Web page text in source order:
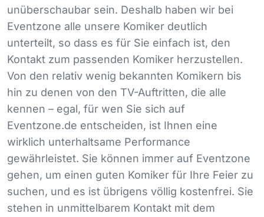
unüberschaubar sein. Deshalb haben wir bei
Eventzone alle unsere Komiker deutlich
unterteilt, so dass es für Sie einfach ist, den
Kontakt zum passenden Komiker herzustellen.
Von den relativ wenig bekannten Komikern bis
hin zu denen von den TV-Auftritten, die alle
kennen – egal, für wen Sie sich auf
Eventzone.de entscheiden, ist Ihnen eine
wirklich unterhaltsame Performance
gewährleistet. Sie können immer auf Eventzone
gehen, um einen guten Komiker für Ihre Feier zu
suchen, und es ist übrigens völlig kostenfrei. Sie
stehen in unmittelbarem Kontakt mit dem